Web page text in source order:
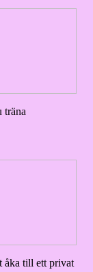
träna
åka till ett privat